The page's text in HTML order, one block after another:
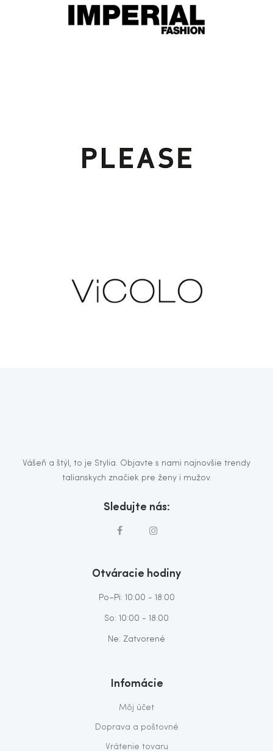
Vášeň a štýl, to je Stylia. Objavte s nami najnovšie trendy
talianskych značiek pre ženy i mužov.
Sledujte nás:
Otváracie hodiny
Po–Pi: 10:00 - 18:00
So: 10:00 - 18.00
Ne: Zatvorené
Infomácie
Môj účet
Doprava a poštovné
Vrátenie tovaru